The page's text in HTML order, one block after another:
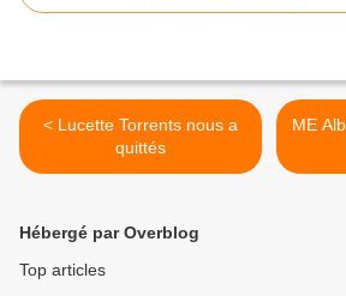
< Lucette Torrents nous a
quittés
ME
Hébergé par Overblog
Top articles